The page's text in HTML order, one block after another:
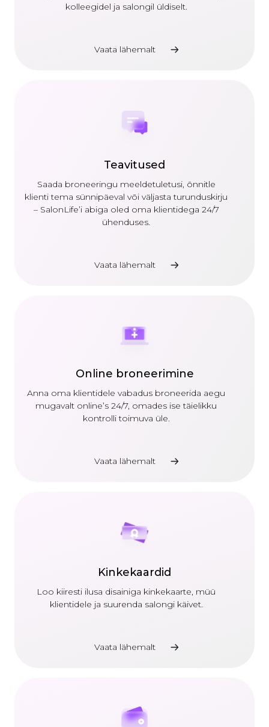
Online broneerimine
Anna oma klientidele vabadus broneerida aegu
mugavalt online’s 24/7, omades ise täielikku
kontrolli toimuva üle.
Vaata lähemalt
Kinkekaardid
Loo kiiresti ilusa disainiga kinkekaarte, müü
klientidele ja suurenda salongi käivet.
Vaata lähemalt
kolleegidel ja salongil üldiselt.
Vaata lähemalt
Teavitused
Saada broneeringu meeldetuletusi, õnnitle
klienti tema sünnipäeval või väljasta turunduskirju
– SalonLife’i abiga oled oma klientidega 24/7
ühenduses.
Vaata lähemalt